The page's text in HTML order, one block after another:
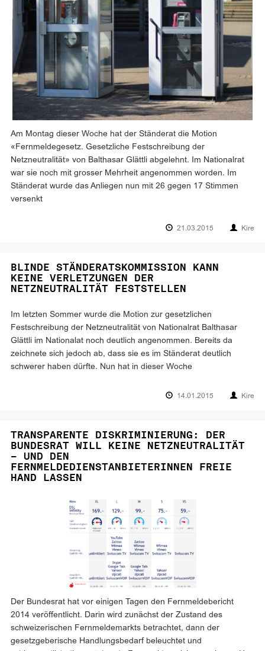
Am Montag dieser Woche hat der Ständerat die Motion
«Fernmeldegesetz. Gesetzliche Festschreibung der
Netzneutralität» von Balthasar Glättli abgelehnt. Im Nationalrat
war sie noch mit grosser Mehrheit angenommen worden. Im
Ständerat wurde das Anliegen nun mit 26 gegen 17 Stimmen
versenkt
21.03.2015 Kire
BLINDE STÄNDERATSKOMMISSION KANN
KEINE VERLETZUNGEN DER
NETZNEUTRALITÄT FESTSTELLEN
Im letzten Sommer wurde die Motion zur gesetzlichen
Festschreibung der Netzneutralität von Nationalrat Balthasar
Glättli im Nationalat noch deutlich angenommen. Bereits da
zeichnete sich jedoch ab, dass sie es im Ständerat deutlich
schwerer haben dürfte. Nun hat in dieser Woche
14.01.2015 Kire
TRANSPARENTE DISKRIMINIERUNG: DER
BUNDESRAT WILL KEINE NETZNEUTRALITÄT
– UND DEN
FERNMELDEDIENSTANBIETERINNEN FREIE
HAND LASSEN
Der Bundesrat hat vor einigen Tagen den Fernmeldebericht
2014 veröffentlicht. Darin wird zunächst der Zustand des
schweizerischen Fernmeldemarkts betrachtet, dann der
gesetzgeberische Handlungsbedarf beleuchtet und